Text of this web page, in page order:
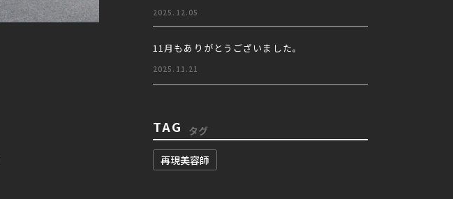
2025.12.05
11月もありがとうございました。
2025.11.21
TAG タグ
再現美容師